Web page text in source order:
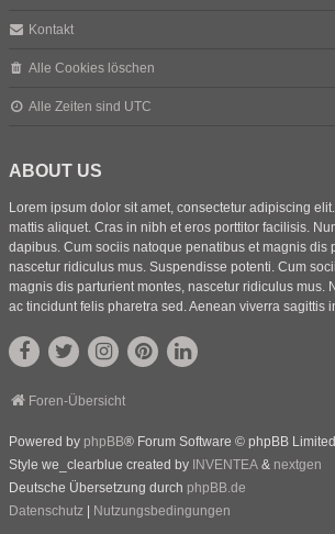
Kontakt
Alle Cookies löschen
Alle Zeiten sind UTC
ABOUT US
Lorem ipsum dolor sit amet, consectetur adipiscing
mattis aliquet. Cras in nibh et eros porttitor facilisis.
dapibus. Cum sociis natoque penatibus et magnis dis
nascetur ridiculus mus. Suspendisse potenti. Cum
magnis dis parturient montes, nascetur ridiculus mus.
ac tincidunt felis pharetra sed. Aenean viverra sagittis
Foren-Übersicht
Powered by phpBB® Forum Software © phpBB Limited
Style we_clearblue created by INVENTEA & nextgen
Deutsche Übersetzung durch phpBB.de
Datenschutz | Nutzungsbedingungen